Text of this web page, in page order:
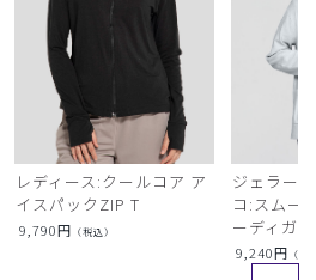
レディース:クールコア ア
イスパックZIP T
9,790円 （税込）
ジェラー
コ:スムー
ーディガン
9,240円 （税